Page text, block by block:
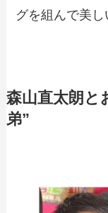
グを組んで美し
森山直太朗と
弟”